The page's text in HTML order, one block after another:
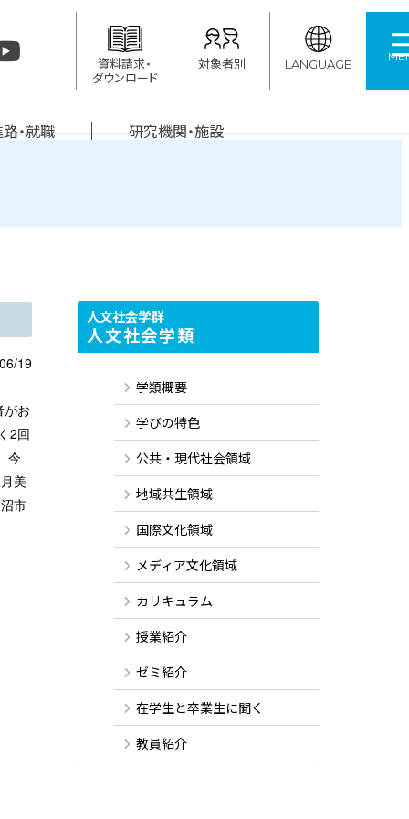
資料請求・
ダウンロード
対象者別 LANGUAGE
・就職 研究機関・施設
19
がお
2回
今
美
市
人文社会学群
人文社会学類
学類概要
学びの特色
公共・現代社会領域
地域共生領域
国際文化領域
メディア文化領域
カリキュラム
授業紹介
ゼミ紹介
在学生と卒業生に聞く
教員紹介